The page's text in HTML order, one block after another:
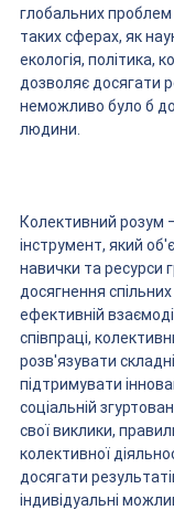
глобальних проблем
таких сферах, як
екологія, політика,
дозволяє досягати
неможливо було б
людини.
Колективний розум
інструмент, який
навички та ресурси
досягнення
ефективній
співпраці,
розв'язувати
підтримувати
соціальній
свої виклики,
колективної
досягати
індивідуальні